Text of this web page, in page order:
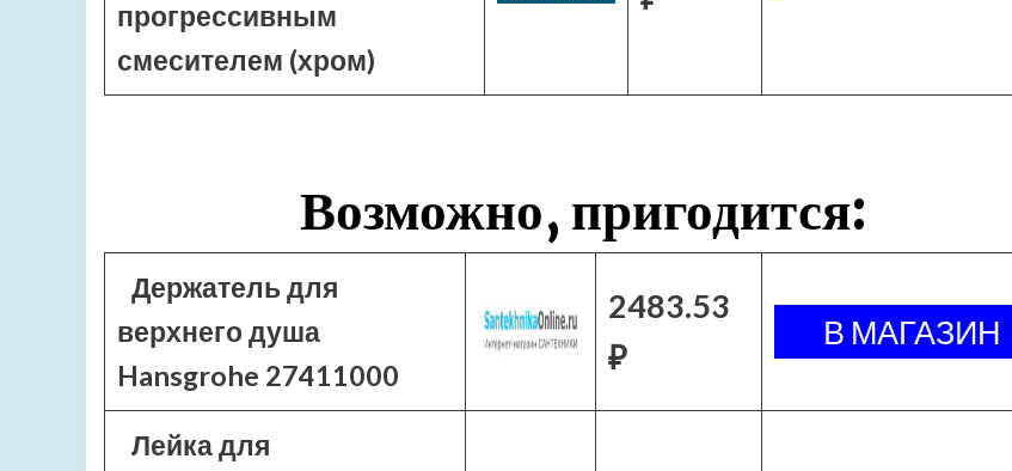
прогрессивным
смесителем (хром)
Возможно, пригодится:
Держатель для
верхнего душа
Hansgrohe 27411000
2483.53
₽
Лейка для